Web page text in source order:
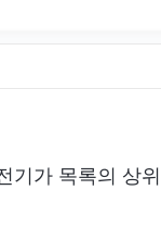
기가 목록의 상위